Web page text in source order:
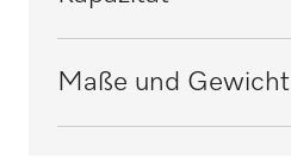
Edelstahl
Edelstahl
20
Maße und Gewicht